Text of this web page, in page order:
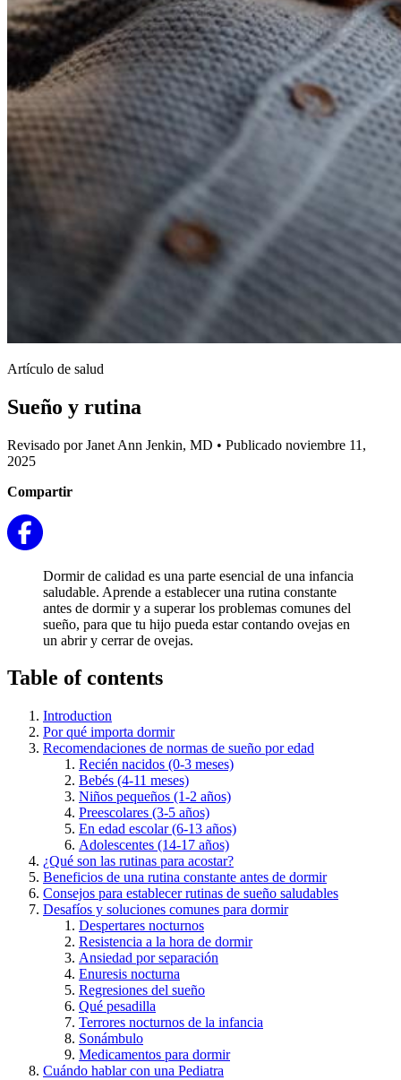
Artículo de salud
Sueño y rutina
Revisado por Janet Ann Jenkin, MD • Publicado noviembre 11,
2025
Compartir
Dormir de calidad es una parte esencial de una infancia
saludable. Aprende a establecer una rutina constante
antes de dormir y a superar los problemas comunes del
sueño, para que tu hijo pueda estar contando ovejas en
un abrir y cerrar de ovejas.
Table of contents
Introduction
Por qué importa dormir
Recomendaciones de normas de sueño por edad
Recién nacidos (0-3 meses)
Bebés (4-11 meses)
Niños pequeños (1-2 años)
Preescolares (3-5 años)
En edad escolar (6-13 años)
Adolescentes (14-17 años)
¿Qué son las rutinas para acostar?
Beneficios de una rutina constante antes de dormir
Consejos para establecer rutinas de sueño saludables
Desafíos y soluciones comunes para dormir
Despertares nocturnos
Resistencia a la hora de dormir
Ansiedad por separación
Enuresis nocturna
Regresiones del sueño
Qué pesadilla
Terrores nocturnos de la infancia
Sonámbulo
Medicamentos para dormir
Cuándo hablar con una Pediatra